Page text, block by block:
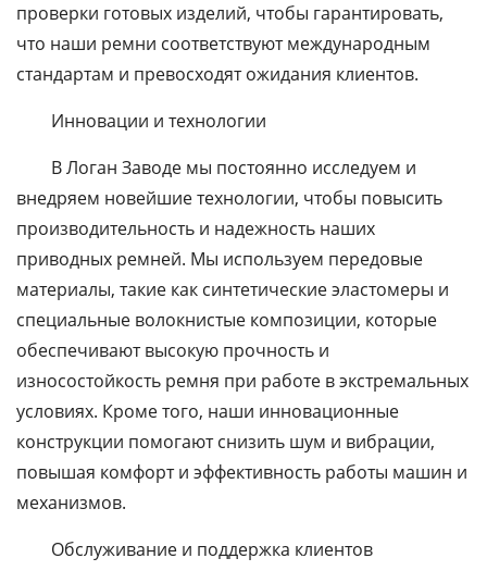
проверки готовых изделий, чтобы гарантировать,
что наши ремни соответствуют международным
стандартам и превосходят ожидания клиентов.
Инновации и технологии
В Логан Заводе мы постоянно исследуем и
внедряем новейшие технологии, чтобы повысить
производительность и надежность наших
приводных ремней. Мы используем передовые
материалы, такие как синтетические эластомеры и
специальные волокнистые композиции, которые
обеспечивают высокую прочность и
износостойкость ремня при работе в экстремальных
условиях. Кроме того, наши инновационные
конструкции помогают снизить шум и вибрации,
повышая комфорт и эффективность работы машин и
механизмов.
Обслуживание и поддержка клиентов